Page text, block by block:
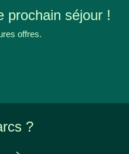
prochain séjour !
offres.
?